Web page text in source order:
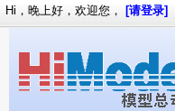
Hi，晚上好，欢迎您， [请登录]